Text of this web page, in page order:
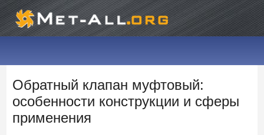
Обратный клапан муфтовый:
особенности конструкции и сферы
применения